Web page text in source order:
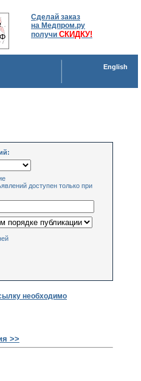
Сделай заказ
на Медпром.ру
получи СКИДКУ!
English
доступен только при
необходимо
>>